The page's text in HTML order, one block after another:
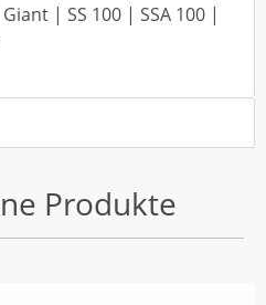
| SS 100 | SSA 100 |
Produkte